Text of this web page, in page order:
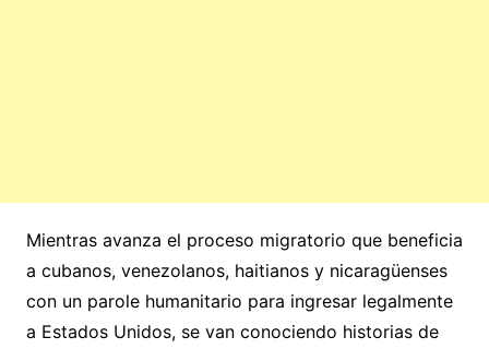
Mientras avanza el proceso migratorio que beneficia
a cubanos, venezolanos, haitianos y nicaragüenses
con un parole humanitario para ingresar legalmente
a Estados Unidos, se van conociendo historias de